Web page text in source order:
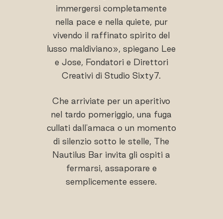
immergersi completamente
nella pace e nella quiete, pur
vivendo il raffinato spirito del
lusso maldiviano», spiegano Lee
e Jose, Fondatori e Direttori
Creativi di Studio Sixty7.
Che arriviate per un aperitivo
nel tardo pomeriggio, una fuga
cullati dall'amaca o un momento
di silenzio sotto le stelle, The
Nautilus Bar invita gli ospiti a
fermarsi, assaporare e
semplicemente essere.